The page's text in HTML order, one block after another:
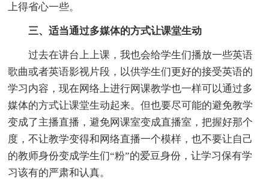
上得省心一些。
三、适当通过多媒体的方式让课堂生动
过去在讲台上上课，我也会给学生们播放一些英语
歌曲或者英语影视片段，以供学生们更好的接受英语的
学习内容，现在网络上进行网课教学也一样可以通过多
媒体的方式让课堂生动起来。但也要尽可能的避免教学
变成了主播直播，避免网课室变成直播室，把握好那个
度，不让教学变得和网络直播一个模样，也不要让自己
的教师身份变成学生们“粉”的爱豆身份，让学习保有学
习该有的严肃和认真。